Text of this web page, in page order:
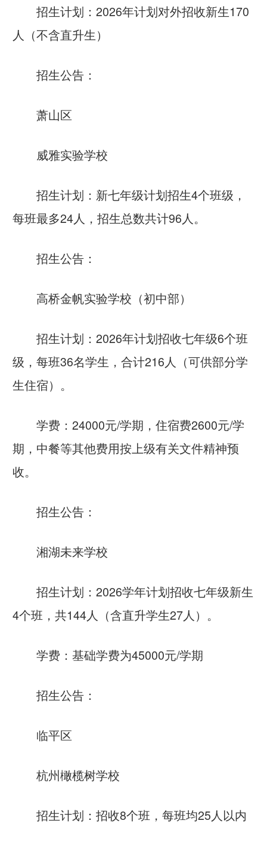
招生计划：2026年计划对外招收新生170
人（不含直升生）
招生公告：
萧山区
威雅实验学校
招生计划：新七年级计划招生4个班级，
每班最多24人，招生总数共计96人。
招生公告：
高桥金帆实验学校（初中部）
招生计划：2026年计划招收七年级6个班
级，每班36名学生，合计216人（可供部分学
生住宿）。
学费：24000元/学期，住宿费2600元/学
期，中餐等其他费用按上级有关文件精神预
收。
招生公告：
湘湖未来学校
招生计划：2026学年计划招收七年级新生
4个班，共144人（含直升学生27人）。
学费：基础学费为45000元/学期
招生公告：
临平区
杭州橄榄树学校
招生计划：招收8个班，每班均25人以内